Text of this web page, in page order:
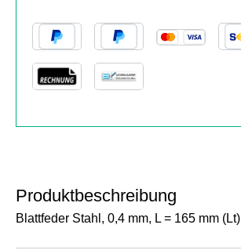
Produktbeschreibung
Blattfeder Stahl, 0,4 mm, L = 165 mm (Lt)